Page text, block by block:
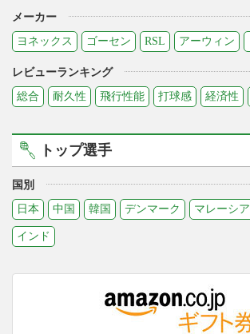
メーカー
ヨネックス
ゴーセン RSL アーウィン
レビューランキング
総合
耐久性 飛行性能 打球感 経済性
トップ選手
国別
日本
中国 韓国 デンマーク マレーシア
インド